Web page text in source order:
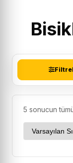
5 sonucun
ÜCRETSIZ